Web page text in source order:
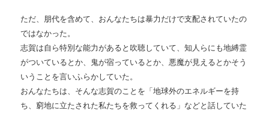
ただ、朋代を含めて、おんなたちは暴力だけで支配されていたの
ではなかった。
志賀は自ら特別な能力があると吹聴していて、知人らにも地縛霊
がついているとか、鬼が宿っているとか、悪魔が見えるとかそう
いうことを言いふらかしていた。
おんなたちは、そんな志賀のことを「地球外のエネルギーを持
ち、窮地に立たされた私たちを救ってくれる」などと話していた